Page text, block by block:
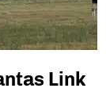
Link